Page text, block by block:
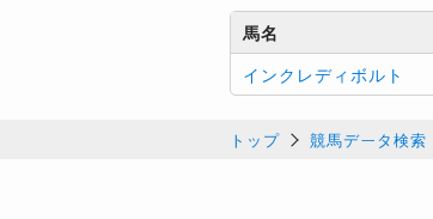
馬名
インクレディボルト
トップ 競馬データ検索